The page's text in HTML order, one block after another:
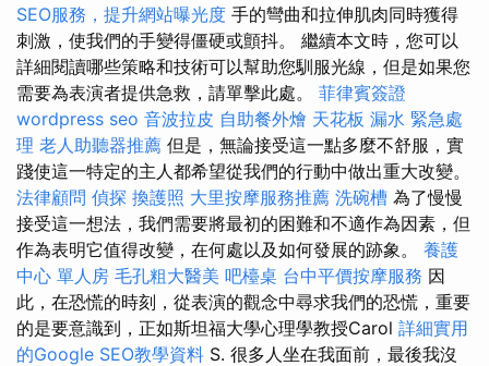
SEO服務，提升網站曝光度 手的彎曲和拉伸肌肉同時獲得
刺激，使我們的手變得僵硬或顫抖。 繼續本文時，您可以
詳細閱讀哪些策略和技術可以幫助您馴服光線，但是如果您
需要為表演者提供急救，請單擊此處。 菲律賓簽證
wordpress seo 音波拉皮 自助餐外燴 天花板 漏水 緊急處
理 老人助聽器推薦 但是，無論接受這一點多麼不舒服，實
踐使這一特定的主人都希望從我們的行動中做出重大改變。
法律顧問 偵探 換護照 大里按摩服務推薦 洗碗槽 為了慢慢
接受這一想法，我們需要將最初的困難和不適作為因素，但
作為表明它值得改變，在何處以及如何發展的跡象。 養護
中心 單人房 毛孔粗大醫美 吧檯桌 台中平價按摩服務 因
此，在恐慌的時刻，從表演的觀念中尋求我們的恐慌，重要
的是要意識到，正如斯坦福大學心理學教授Carol 詳細實用
的Google SEO教學資料 S. 很多人坐在我面前，最後我沒